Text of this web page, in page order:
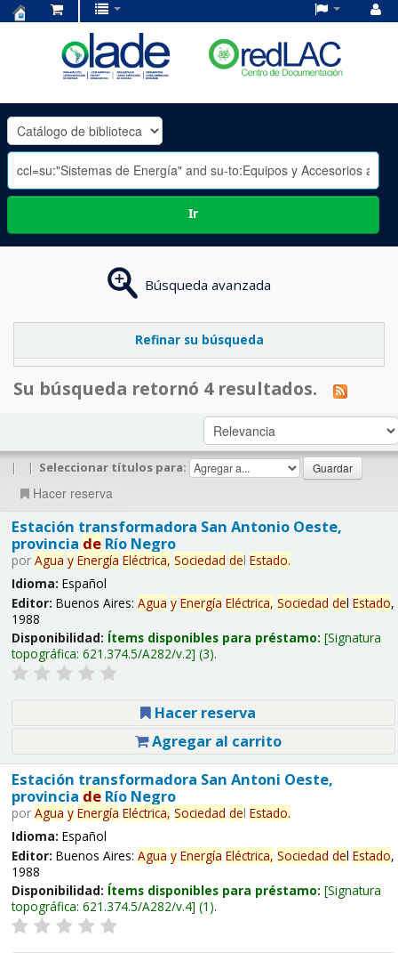
OLADE
-
Ir
Búsqueda avanzada
Refinar su búsqueda
Su búsqueda retornó 4 resultados.
| | Seleccionar títulos para:
Hacer reserva
Estación transformadora San Antonio Oeste,
provincia deRío Negro
por Agua y Energía Eléctrica, Sociedad del Estado.
Idioma: Español
Editor: Buenos Aires: Agua y Energía Eléctrica, Sociedad del Estado,
1988
Disponibilidad: Ítems disponibles para préstamo: Signatura
topográfica: 621.374.5/A282/v.2 (3).
Hacer reserva
Agregar al carrito
Estación transformadora San Antoni Oeste,
provincia deRío Negro
por Agua y Energía Eléctrica, Sociedad del Estado.
Idioma: Español
Editor: Buenos Aires: Agua y Energía Eléctrica, Sociedad del Estado,
1988
Disponibilidad: Ítems disponibles para préstamo: Signatura
topográfica: 621.374.5/A282/v.4 (1).